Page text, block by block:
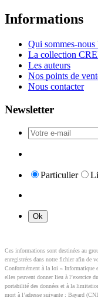
Informations
Qui sommes-nous
La collection
Les auteurs
Nos points de
Nous contacter
Newsletter
Particulier
Ces informations sont destinées au
enregistrées dans notre fichier afin de
Conformément à la loi « Informatique
elles peuvent donner lieu à l’exercice
portabilité des données et à la
mort à l’adresse suivante : Bayard